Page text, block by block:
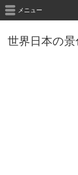
世界日本の景
メニュー